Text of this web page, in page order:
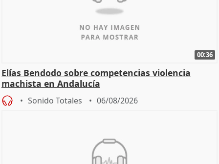
00:36
Elías Bendodo sobre competencias violencia
machista en Andalucía
Sonido Totales 06/08/2026